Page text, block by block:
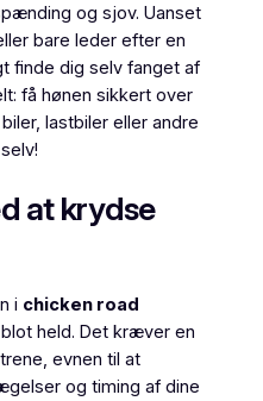
og sjov. Uanset
bare leder efter en
finde dig selv fanget af
få hønen sikkert over
lastbiler eller andre
at krydse
i chicken road
held. Det kræver en
evnen til at
og timing af dine